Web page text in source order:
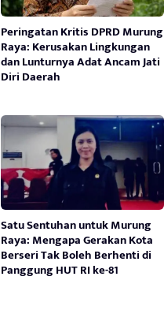
Peringatan Kritis DPRD Murung
Raya: Kerusakan Lingkungan
dan Lunturnya Adat Ancam Jati
Diri Daerah
Satu Sentuhan untuk Murung
Raya: Mengapa Gerakan Kota
Berseri Tak Boleh Berhenti di
Panggung HUT RI ke-81